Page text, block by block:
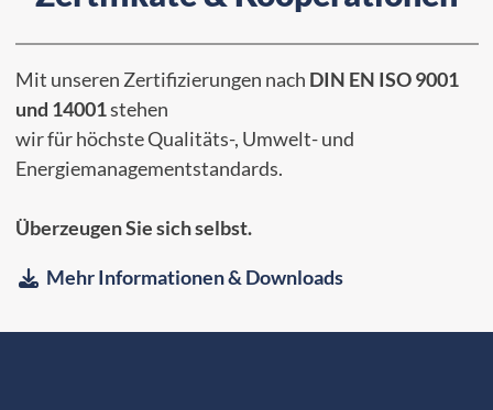
Mit unseren Zertifizierungen nach DIN EN ISO 9001
und 14001stehen
wir für höchste Qualitäts-, Umwelt- und
Energiemanagementstandards.
Überzeugen Sie sich selbst.
 Mehr Informationen & Downloads